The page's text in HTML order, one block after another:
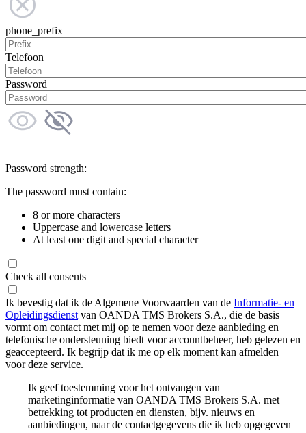
phone_prefix
Telefoon
Password
Password strength:
The password must contain:
8 or more characters
Uppercase and lowercase letters
At least one digit and special character
Check all consents
Ik bevestig dat ik de Algemene Voorwaarden van de Informatie- en
Opleidingsdienst van OANDA TMS Brokers S.A., die de basis
vormt om contact met mij op te nemen voor deze aanbieding en
telefonische ondersteuning biedt voor accountbeheer, heb gelezen en
geaccepteerd. Ik begrijp dat ik me op elk moment kan afmelden
voor deze service.
Ik geef toestemming voor het ontvangen van
marketinginformatie van OANDA TMS Brokers S.A. met
betrekking tot producten en diensten, bijv. nieuws en
aanbiedingen, naar de contactgegevens die ik heb opgegeven